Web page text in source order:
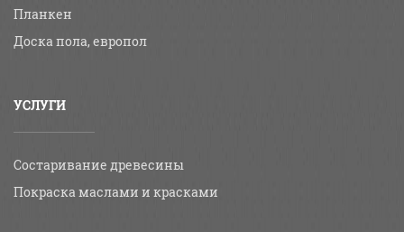
Планкен
Доска пола, европол
УСЛУГИ
Состаривание древесины
Покраска маслами и красками